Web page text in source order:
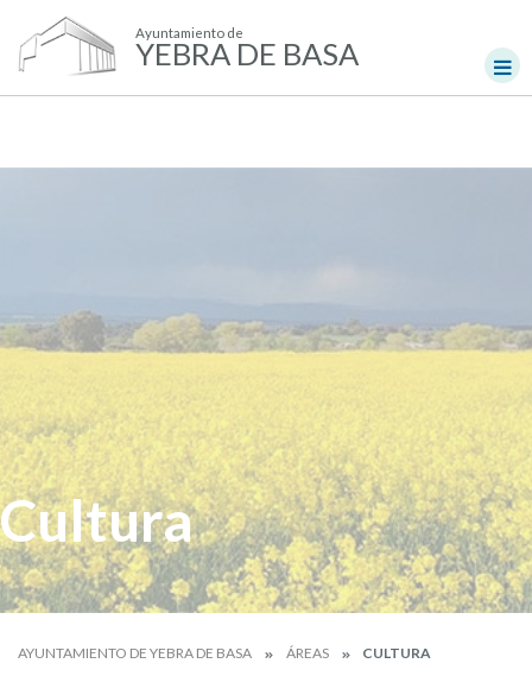
Ayuntamiento de
YEBRA DE BASA
Cultura
AYUNTAMIENTO DE YEBRA DE BASA ÁREAS CULTURA